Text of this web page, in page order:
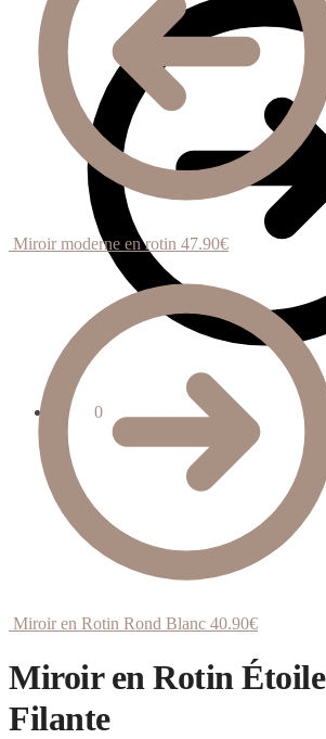
0.00 0
Miroir moderne en rotin 47.90€
Miroir en Rotin Rond Blanc 40.90€
Miroir en Rotin Étoile
Filante